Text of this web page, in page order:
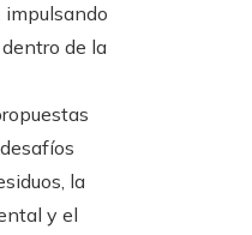
impulsando
de la
la
y el